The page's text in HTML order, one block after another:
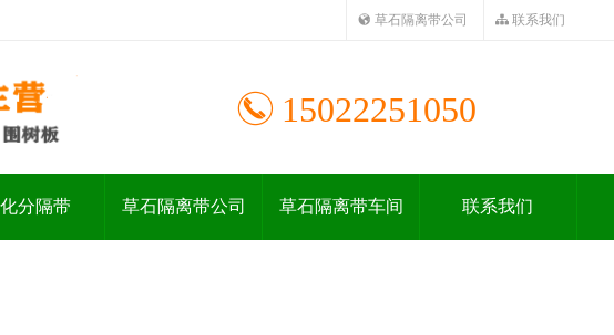
草石隔离带公司 联系我们
15022251050
分隔带 草石隔离带公司 草石隔离带车间 联系我们